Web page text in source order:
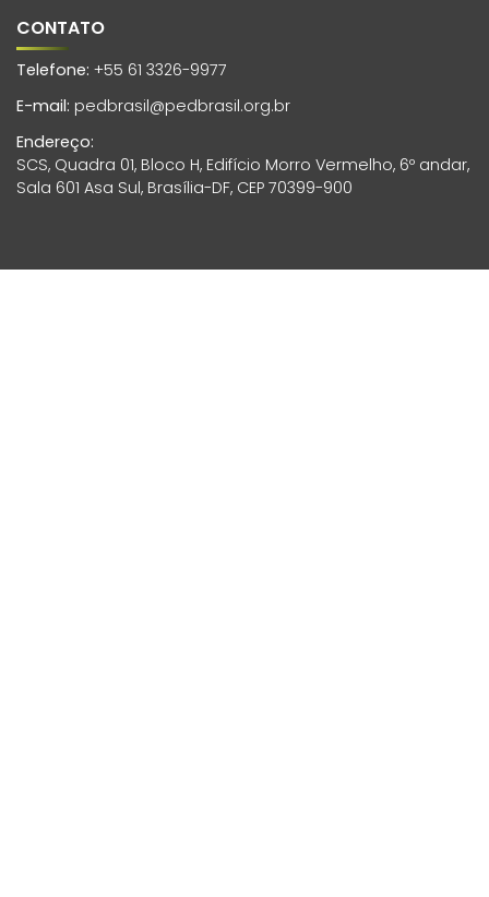
CONTATO
Telefone: +55 61 3326-9977
E-mail: pedbrasil@pedbrasil.org.br
Endereço:
SCS, Quadra 01, Bloco H, Edifício Morro Vermelho, 6º andar,
Sala 601 Asa Sul, Brasília-DF, CEP 70399-900